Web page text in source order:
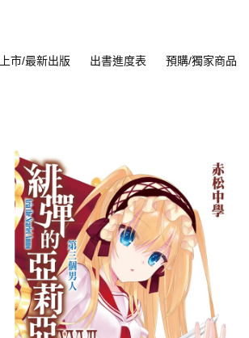
市/最新出版 出書進度表 預購/獨家商品